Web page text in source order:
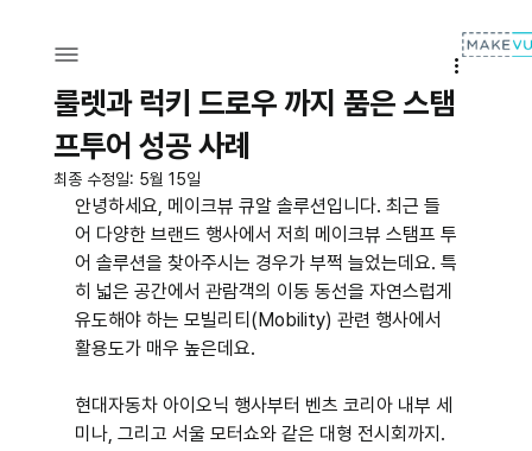
룰렛과 럭키 드로우 까지 품은 스탬
프투어 성공 사례
최종 수정일: 5월 15일
안녕하세요, 메이크뷰 큐알 솔루션입니다. 최근 들
어 다양한 브랜드 행사에서 저희 메이크뷰 스탬프 투
어 솔루션을 찾아주시는 경우가 부쩍 늘었는데요. 특
히 넓은 공간에서 관람객의 이동 동선을 자연스럽게
유도해야 하는 모빌리티(Mobility) 관련 행사에서
활용도가 매우 높은데요.
현대자동차 아이오닉 행사부터 벤츠 코리아 내부 세
미나, 그리고 서울 모터쇼와 같은 대형 전시회까지.